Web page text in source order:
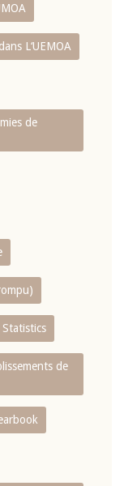
L‘UEMOA
de
de